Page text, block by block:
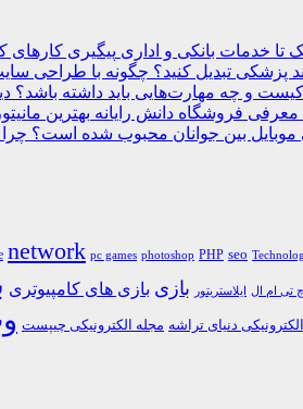
تا خدمات بانکی و اداری
پزشکی تبدیل کنید؟
کیست و چه مهارت‌هایی باید داشته باشد؟
معرفی فروشگاه دانش رایانه
بین جوانان محبوب شده است؟
network pc games photoshop PHP seo
تی ام ال ایلاستریتور بازی بازی های کامپیوتری
دنیای تراشه مجله الکترونیکی چیپست